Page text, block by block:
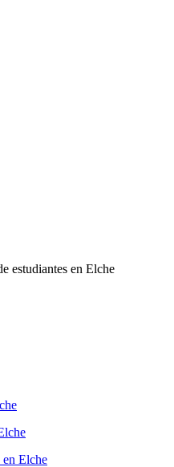
estudiantes en Elche
Elche